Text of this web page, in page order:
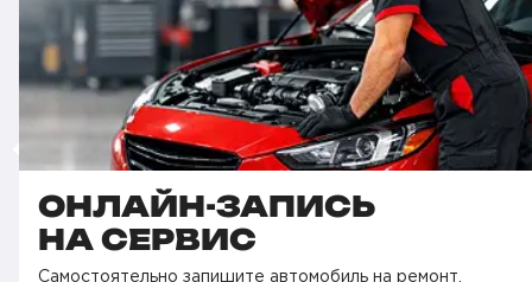
ОНЛАЙН-ЗАПИСЬ
НА СЕРВИС
Самостоятельно запишите автомобиль на ремонт.